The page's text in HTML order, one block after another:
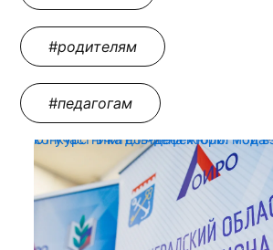
#родителям
#педагогам
От участника до члена жюри: мой взгляд на конкурс "Учитель-дефектолог года"